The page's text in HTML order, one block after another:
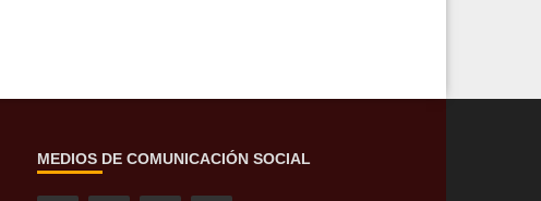
MEDIOS DE COMUNICACIÓN SOCIAL